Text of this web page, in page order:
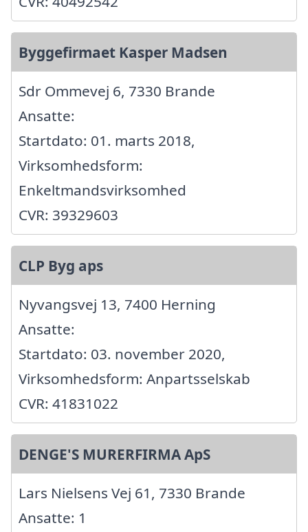
Byggefirmaet Kasper Madsen
Sdr Ommevej 6, 7330 Brande
Ansatte:
Startdato: 01. marts 2018,
Virksomhedsform:
Enkeltmandsvirksomhed
CVR: 39329603
CLP Byg aps
Nyvangsvej 13, 7400 Herning
Ansatte:
Startdato: 03. november 2020,
Virksomhedsform: Anpartsselskab
CVR: 41831022
DENGE'S MURERFIRMA ApS
Lars Nielsens Vej 61, 7330 Brande
Ansatte: 1